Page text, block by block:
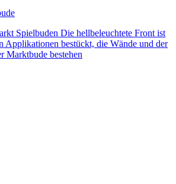
Spielbuden Die hellbeleuchtete Front ist
Applikationen bestückt, die Wände und der
Marktbude bestehen